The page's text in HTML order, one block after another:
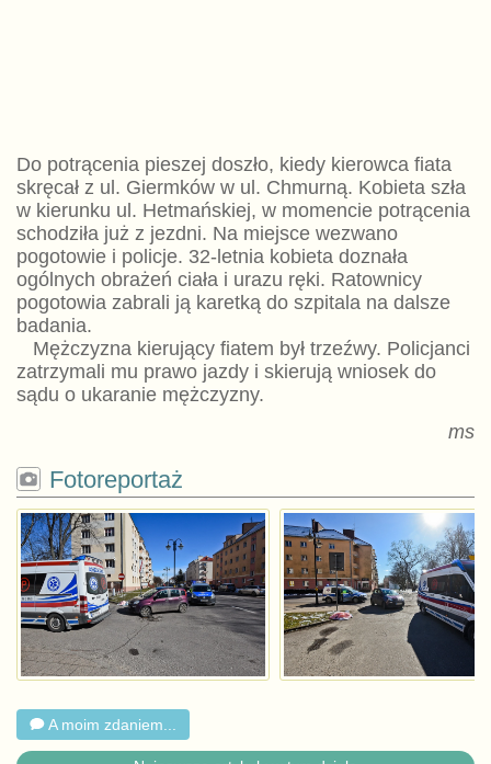
Do potrącenia pieszej doszło, kiedy kierowca fiata
skręcał z ul. Giermków w ul. Chmurną. Kobieta szła
w kierunku ul. Hetmańskiej, w momencie potrącenia
schodziła już z jezdni. Na miejsce wezwano
pogotowie i policje. 32-letnia kobieta doznała
ogólnych obrażeń ciała i urazu ręki. Ratownicy
pogotowia zabrali ją karetką do szpitala na dalsze
badania.
Mężczyzna kierujący fiatem był trzeźwy. Policjanci
zatrzymali mu prawo jazdy i skierują wniosek do
sądu o ukaranie mężczyzny.
ms
Fotoreportaż
A moim zdaniem...